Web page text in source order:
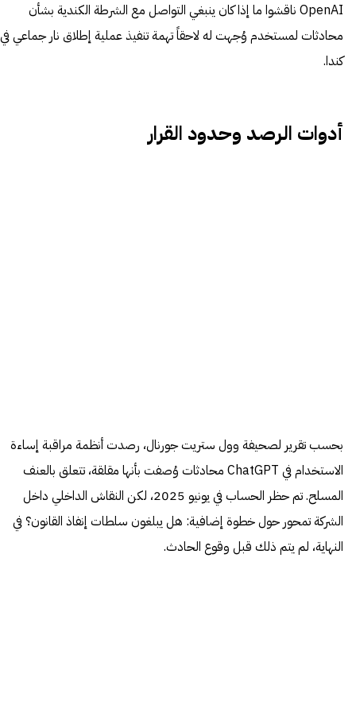
OpenAI ناقشوا ما إذا كان ينبغي التواصل مع الشرطة الكندية بشأن
محادثات لمستخدم وُجهت له لاحقاً تهمة تنفيذ عملية إطلاق نار جماعي في
كندا.
أدوات الرصد وحدود القرار
بحسب تقرير لصحيفة وول ستريت جورنال، رصدت أنظمة مراقبة إساءة
الاستخدام في ChatGPT محادثات وُصفت بأنها مقلقة، تتعلق بالعنف
المسلح. تم حظر الحساب في يونيو 2025، لكن النقاش الداخلي داخل
الشركة تمحور حول خطوة إضافية: هل يبلغون سلطات إنفاذ القانون؟ في
النهاية، لم يتم ذلك قبل وقوع الحادث.